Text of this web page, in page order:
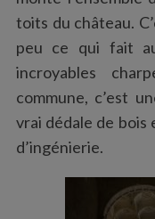
toits du château.
peu ce qui fait
incroyables
commune, c’est
vrai dédale de bois
d’ingénierie.